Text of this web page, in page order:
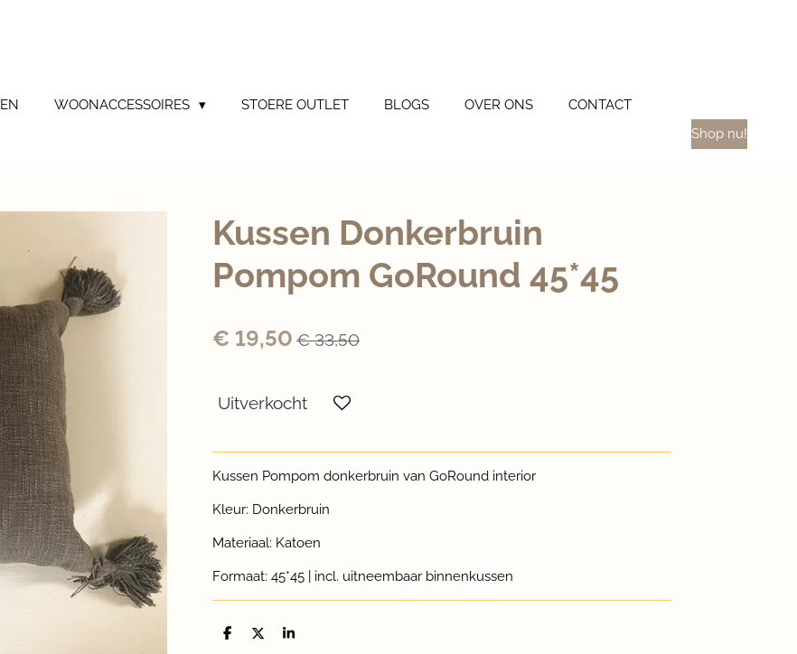
WOONACCESSOIRES STOERE OUTLET BLOGS OVER ONS
CONTACT
Shop nu!
Kussen Donkerbruin
Pompom GoRound 45*45
€ 19,50 € 33,50
Uitverkocht
Kussen Pompom donkerbruin van GoRound interior
Kleur: Donkerbruin
Materiaal: Katoen
Formaat: 45*45 | incl. uitneembaar binnenkussen
D
D
S